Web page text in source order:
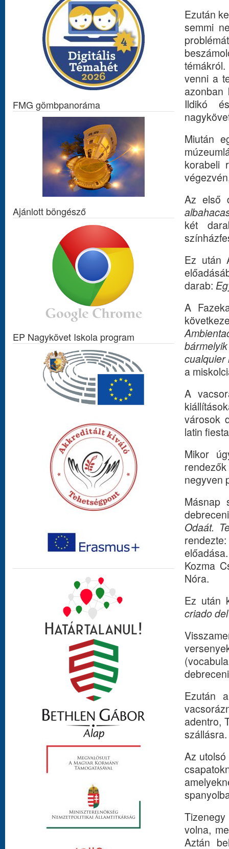
Ezután
semmi
venni a
azonban
Ildikó
Miután
korabeli
Az első
két
Ez
darab:
A
cualquier
a
A
városok
latin
Mikor
negyven
Másnap
Odaát.
Kozma
Nóra.
Ez után
criado
Ezután
adentro,
szállásra.
Az
volna,
Aztán
FMG gömbpanoráma
Ajánlott böngésző
EP Nagykövet Iskola program